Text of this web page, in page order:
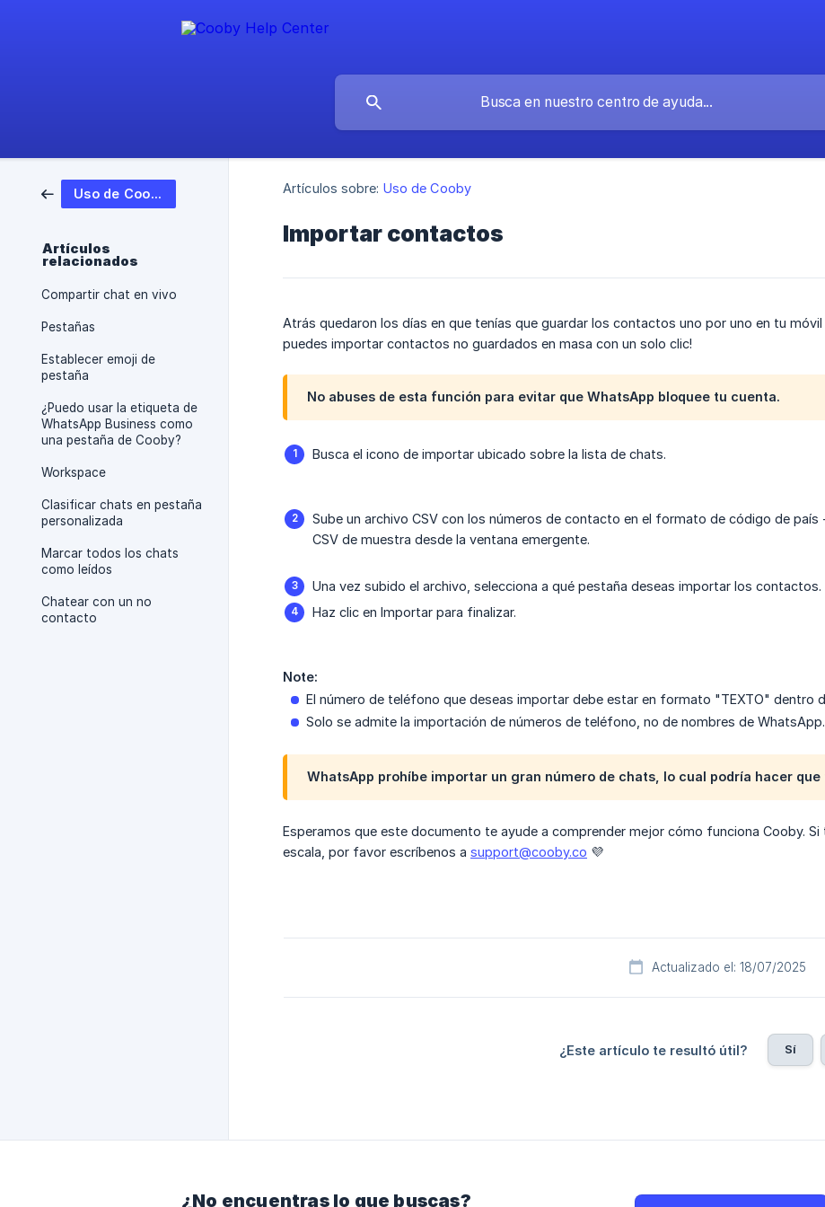
Uso de Cooby
Artículos
relacionados
Compartir chat en vivo
Pestañas
Establecer emoji de
pestaña
¿Puedo usar la etiqueta de
WhatsApp Business como
una pestaña de Cooby?
Workspace
Clasificar chats en pestaña
personalizada
Marcar todos los chats
como leídos
Chatear con un no
contacto
Artículos sobre: Uso de Cooby
Importar contactos
Atrás quedaron los días en que tenías que guardar los contactos uno por uno en tu
puedes importar contactos no guardados en masa con un solo clic!
No abuses de esta función para evitar que WhatsApp bloquee tu cuenta.
Busca el icono de importar ubicado sobre la lista de chats.
Sube un archivo CSV con los números de contacto en el formato de código de
CSV de muestra desde la ventana emergente.
Una vez subido el archivo, selecciona a qué pestaña deseas importar los contactos.
Haz clic en Importar para finalizar.
Note:
El número de teléfono que deseas importar debe estar en formato "TEXTO" dentro
Solo se admite la importación de números de teléfono, no de nombres de WhatsApp.
WhatsApp prohíbe importar un gran número de chats, lo cual podría hacer
Esperamos que este documento te ayude a comprender mejor cómo funciona Cooby.
escala, por favor escríbenos a support@cooby.co 💜
Actualizado el: 18/07/2025
¿Este artículo te resultó útil? Sí
¿No encuentras lo que buscas?